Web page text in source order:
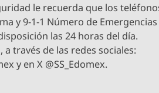
le recuerda que los
y 9-1-1 Número de Emergencias
las 24 horas del día.
través de las redes sociales:
y en X @SS_Edomex.